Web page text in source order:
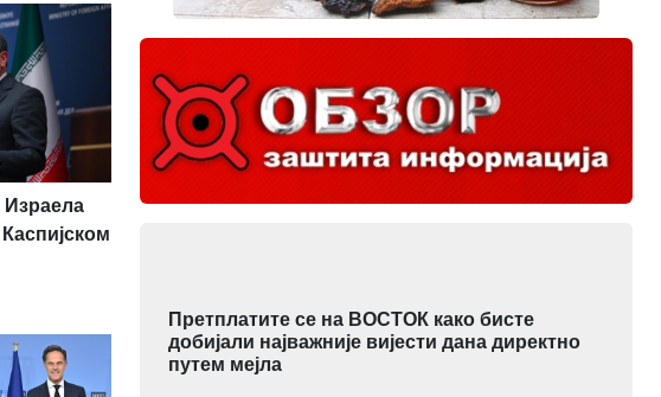
Израела
Претплатите се на ВОСТОК како бисте
добијали најважније вијести дана директно
путем мејла